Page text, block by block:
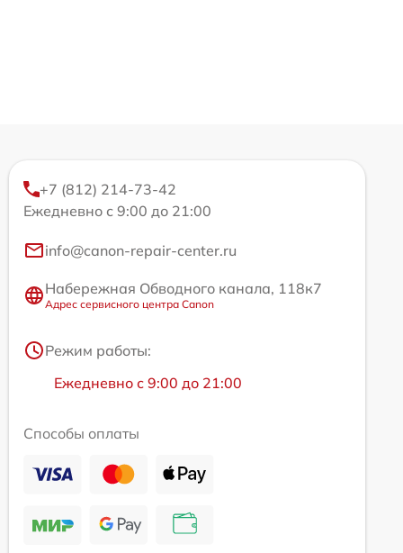
+7 (812) 214-73-42
Ежедневно с 9:00 до 21:00
info@canon-repair-center.ru
Набережная Обводного канала, 118к7
Адрес сервисного центра Canon
Режим работы:
Ежедневно с 9:00 до 21:00
Способы оплаты